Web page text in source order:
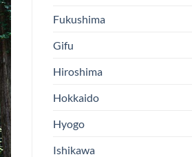
Fukushima
Gifu
Hiroshima
Hokkaido
Hyogo
Ishikawa